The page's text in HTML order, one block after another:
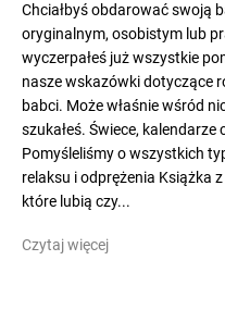
Chciałbyś obdarować swoją
oryginalnym, osobistym lub
wyczerpałeś już wszystkie
nasze wskazówki dotyczące
babci. Może właśnie wśród
szukałeś. Świece,
Pomyśleliśmy o wszystkich
relaksu i odprężenia Książka
które lubią czy...
Czytaj więcej
l
e
c
a
m
y